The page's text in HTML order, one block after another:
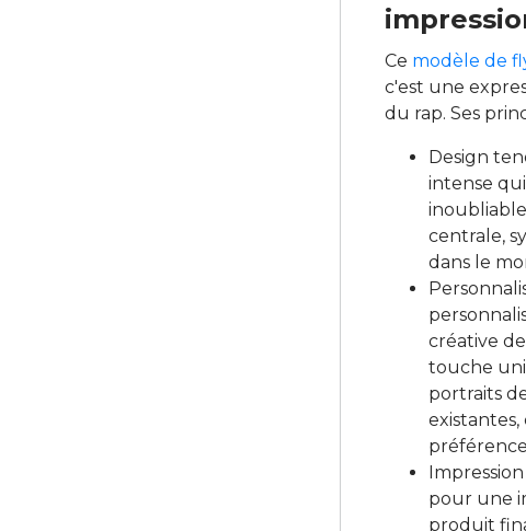
Ce modèle de
c'est une
du rap. Ses
Design
intense
centrale,
dans le
créative
touche
portraits
pour une
produit